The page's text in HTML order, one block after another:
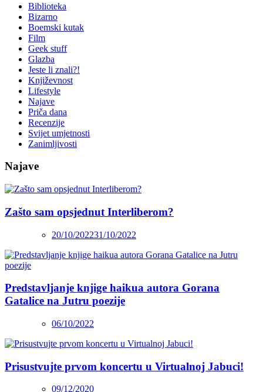
Biblioteka
Bizarno
Boemski kutak
Film
Geek stuff
Glazba
Jeste li znali?!
Književnost
Lifestyle
Najave
Priča dana
Recenzije
Svijet umjetnosti
Zanimljivosti
Najave
Zašto sam opsjednut Interliberom?
20/10/202231/10/2022
Predstavljanje knjige haikua autora Gorana
Gatalice na Jutru poezije
06/10/2022
Prisustvujte prvom koncertu u Virtualnoj Jabuci!
09/12/2020